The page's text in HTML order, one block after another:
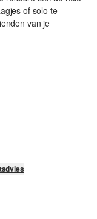
of solo te
van je